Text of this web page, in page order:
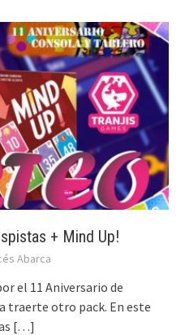
+ Mind Up!
Abarca
el 11 Aniversario de
traerte otro pack. En este
[…]